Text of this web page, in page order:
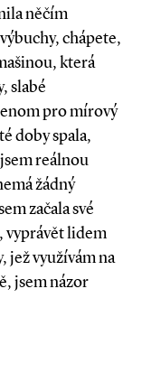
něčím
chápete,
která
slabé
pro mírový
doby spala,
reálnou
žádný
začala své
vyprávět lidem
jež využívám na
jsem názor